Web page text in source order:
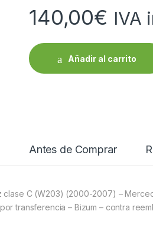
140,00€ IVA
Añadir al carrito
Antes de Comprar
C (W203) (2000-2007) –
transferencia – Bizum – contra